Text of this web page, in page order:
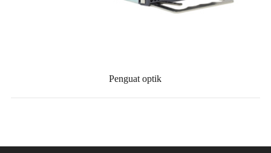
Penguat optik